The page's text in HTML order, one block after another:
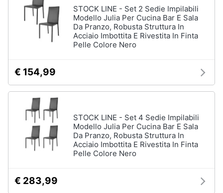
STOCK LINE - Set 2 Sedie Impilabili
Modello Julia Per Cucina Bar E Sala
Da Pranzo, Robusta Struttura In
Acciaio Imbottita E Rivestita In Finta
Pelle Colore Nero
€ 154,99
STOCK LINE - Set 4 Sedie Impilabili
Modello Julia Per Cucina Bar E Sala
Da Pranzo, Robusta Struttura In
Acciaio Imbottita E Rivestita In Finta
Pelle Colore Nero
€ 283,99